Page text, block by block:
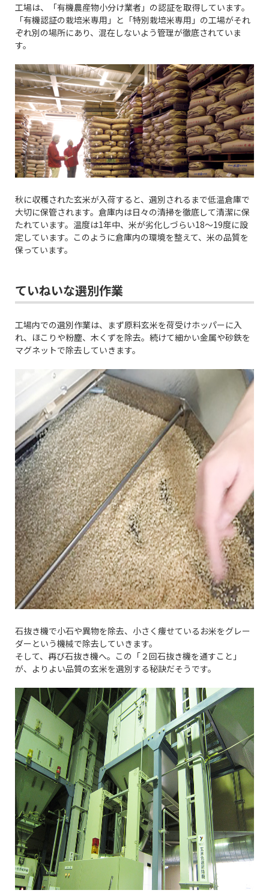
工場は、「有機農産物小分け業者」の認証を取得しています。
「有機認証の栽培米専用」と「特別栽培米専用」の工場がそれ
ぞれ別の場所にあり、混在しないよう管理が徹底されていま
す。
秋に収穫された玄米が入荷すると、選別されるまで低温倉庫で
大切に保管されます。倉庫内は日々の清掃を徹底して清潔に保
たれています。温度は1年中、米が劣化しづらい18～19度に設
定しています。このように倉庫内の環境を整えて、米の品質を
保っています。
ていねいな選別作業
工場内での選別作業は、まず原料玄米を荷受けホッパーに入
れ、ほこりや粉塵、木くずを除去。続けて細かい金属や砂鉄を
マグネットで除去していきます。
石抜き機で小石や異物を除去、小さく痩せているお米をグレー
ダーという機械で除去していきます。
そして、再び石抜き機へ。この「２回石抜き機を通すこと」
が、よりよい品質の玄米を選別する秘訣だそうです。